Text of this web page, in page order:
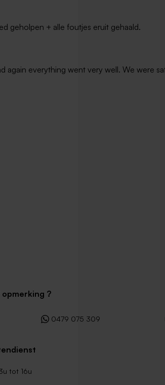
geholpen + alle foutjes eruit gehaald.
everything went very well. We were
?
0479 075 309
tot 16u